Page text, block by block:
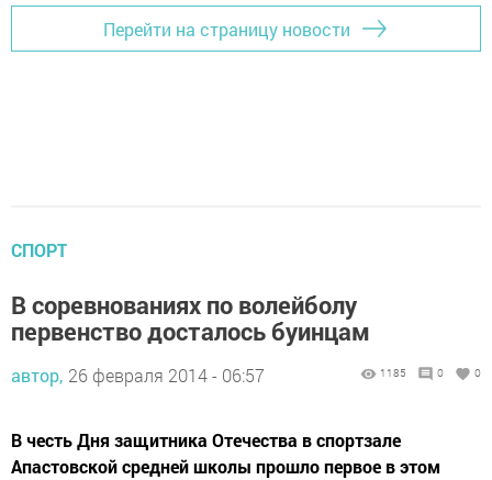
Перейти на страницу новости
СПОРТ
В соревнованиях по волейболу
первенство досталось буинцам
автор, 26 февраля 2014 - 06:57 1185 0 0
В честь Дня защитника Отечества в спортзале
Апастовской средней школы прошло первое в этом